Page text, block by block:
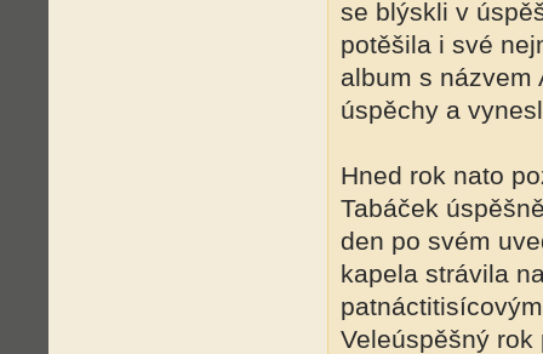
se blýskli v
potěšila i své
album s názvem
úspěchy a
Hned rok nato
Tabáček
den po svém
kapela strávila
Veleúspěšný